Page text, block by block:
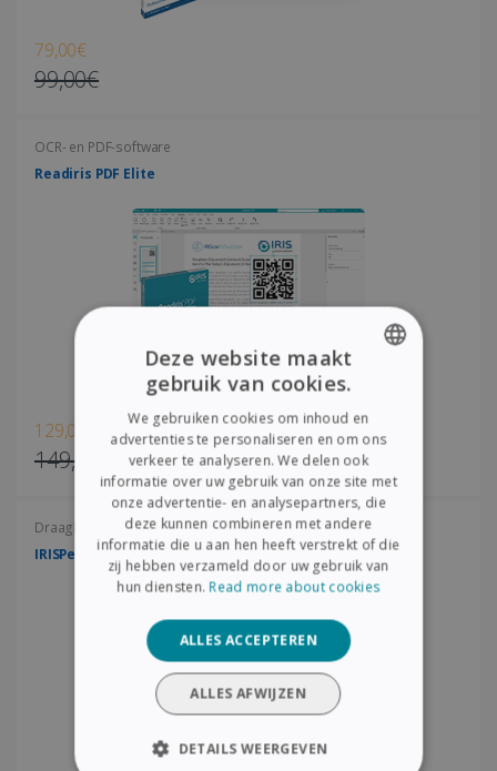
79,00€
99,00€
OCR- en PDF-software
Readiris PDF Elite
129,00€
149,00€
Draagbare scanners
IRISPen Air 8
ENGLISH
FRENCH
SPANISH
GERMAN
ITALIAN
DUTCH
Deze website maakt
gebruik van cookies.
We gebruiken cookies om inhoud en
advertenties te personaliseren en om ons
verkeer te analyseren. We delen ook
informatie over uw gebruik van onze site met
onze advertentie- en analysepartners, die
deze kunnen combineren met andere
informatie die u aan hen heeft verstrekt of die
zij hebben verzameld door uw gebruik van
hun diensten. Read more about cookies
ALLES ACCEPTEREN
ALLES AFWIJZEN
DETAILS WEERGEVEN